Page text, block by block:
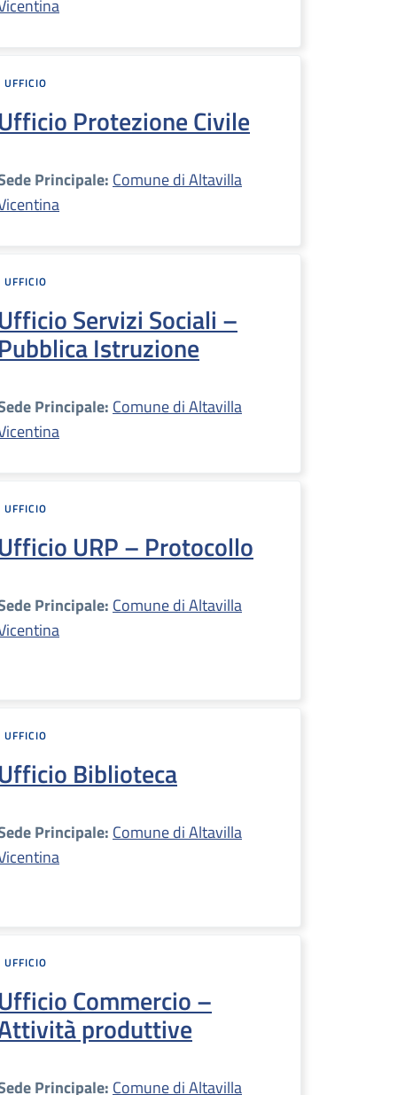
UFFICIO
Ufficio Protezione Civile
Principale: Comune di Altavilla
UFFICIO
Ufficio Servizi Sociali –
Pubblica Istruzione
Principale: Comune di Altavilla
UFFICIO
Ufficio URP – Protocollo
Principale: Comune di Altavilla
UFFICIO
Ufficio Biblioteca
Principale: Comune di Altavilla
UFFICIO
Ufficio Commercio –
produttive
Principale: Comune di Altavilla